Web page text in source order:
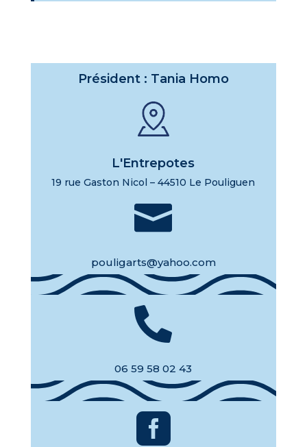
Président : Tania Homo
L'Entrepotes
19 rue Gaston Nicol – 44510 Le Pouliguen

pouligarts@yahoo.com

06 59 58 02 43
